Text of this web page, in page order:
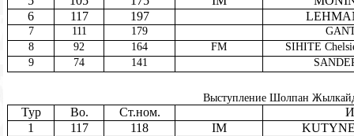
6
117 197
7 111 179
8
92 164 FM
SIHITE
9
74 141
Выступление Шолпан
Тур Bo. Ст.ном.
1
117 118 IM